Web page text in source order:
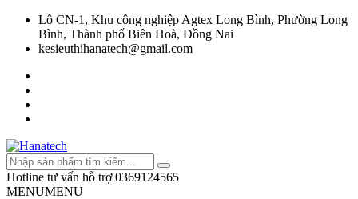
Lô CN-1, Khu công nghiệp Agtex Long Bình, Phường Long
Bình, Thành phố Biên Hoà, Đồng Nai
kesieuthihanatech@gmail.com
Hotline tư vấn hỗ trợ 0369124565
MENUMENU